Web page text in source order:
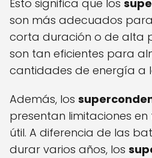
Esto significa que los
son más adecuados
corta duración o de alta
son tan eficientes para
cantidades de energía a
Además, los
presentan limitaciones
útil. A diferencia de las
durar varios años, los